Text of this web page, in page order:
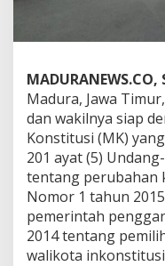
Madura, Jawa
dan wakilnya siap
Konstitusi (MK)
201 ayat (5)
tentang perubahan
Nomor 1 tahun
pemerintah
2014 tentang
walikota